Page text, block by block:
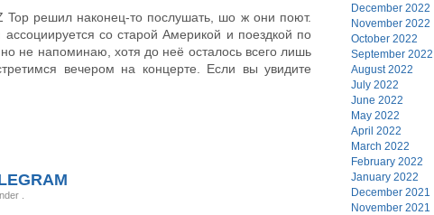
решил наконец-то послушать, шо ж они поют.
со старой Америкой и поездкой по
не напоминаю, хотя до неё осталось всего лишь
вечером на концерте. Если вы увидите
December 2022
November 2022
October 2022
September 2022
August 2022
July 2022
June 2022
May 2022
April 2022
March 2022
February 2022
January 2022
December 2021
November 2021